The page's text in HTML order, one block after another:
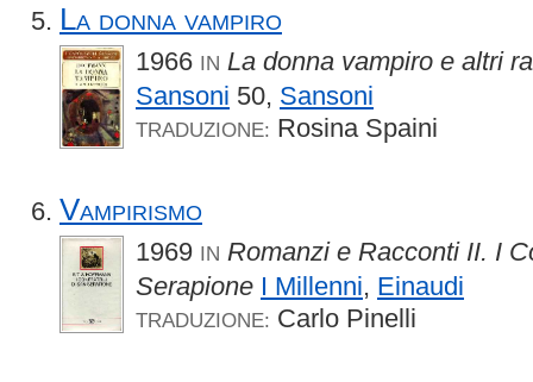
La donna vampiro
1966 IN La donna vampiro e altri
Sansoni 50, Sansoni
TRADUZIONE: Rosina Spaini
Vampirismo
1969 IN Romanzi e Racconti II. I
Serapione I Millenni, Einaudi
TRADUZIONE: Carlo Pinelli